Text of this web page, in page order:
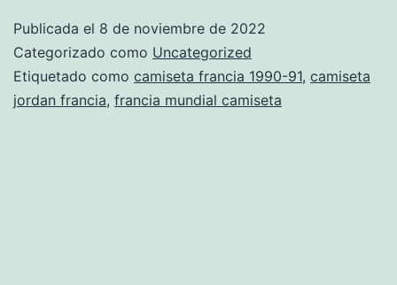
2018
Publicada el 8 de noviembre de 2022
Categorizado como Uncategorized
Etiquetado como camiseta francia 1990-91, camiseta
jordan francia, francia mundial camiseta